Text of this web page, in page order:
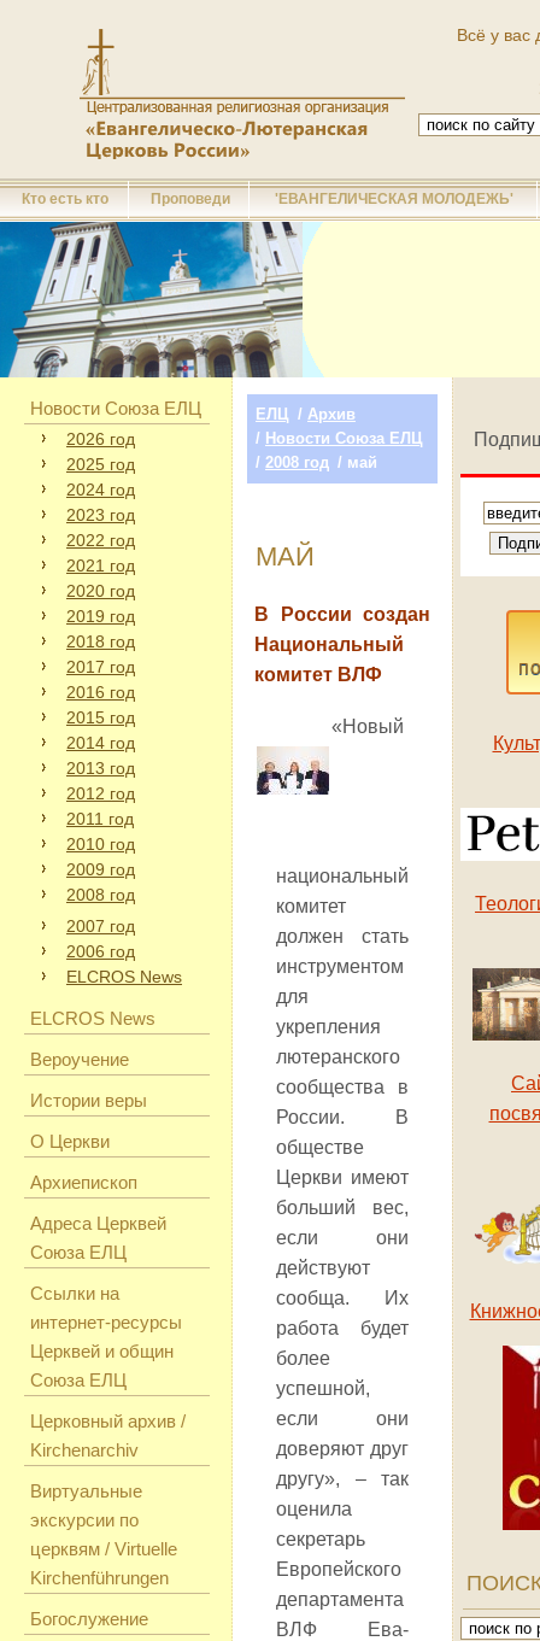
Всё у вас
Кто есть кто Проповеди 'ЕВАНГЕЛИЧЕСКАЯ МОЛОДЕЖЬ'
Новости Союза ЕЛЦ
2026 год
2025 год
2024 год
2023 год
2022 год
2021 год
2020 год
2019 год
2018 год
2017 год
2016 год
2015 год
2014 год
2013 год
2012 год
2011 год
2010 год
2009 год
2008 год
2007 год
2006 год
ELCROS News
ELCROS News
Вероучение
Истории веры
О Церкви
Архиепископ
Адреса Церквей
Союза ЕЛЦ
Ссылки на
интернет-ресурсы
Церквей и общин
Союза ЕЛЦ
Церковный архив /
Kirchenarchiv
Виртуальные
экскурсии по
церквям / Virtuelle
Kirchenführungen
Богослужение
ЕЛЦ / Архив
/ Новости Союза ЕЛЦ
/ 2008 год / май
МАЙ
В России создан
Национальный
комитет ВЛФ
«Новый
национальный
комитет
должен стать
инструментом
для
укрепления
лютеранского
сообщества в
России. В
обществе
Церк­ви имеют
больший вес,
если они
действуют
сообща. Их
работа будет
более
успешной,
если они
доверяют друг
другу», – так
оценила
секретарь
Европейского
де­пар­та­мен­та
ВЛФ Ева-